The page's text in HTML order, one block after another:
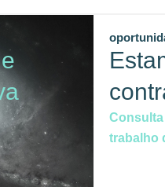
trabalho